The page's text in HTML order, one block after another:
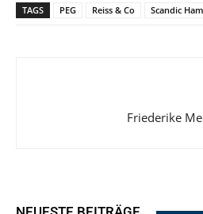
TAGS PEG Reiss & Co Scandic
Friederike